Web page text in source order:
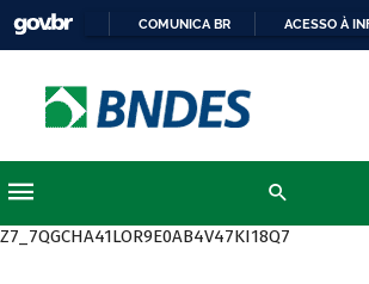
COMUNICA BR ACESSO À
Z7_7QGCHA41LOR9E0AB4V47KI18Q7